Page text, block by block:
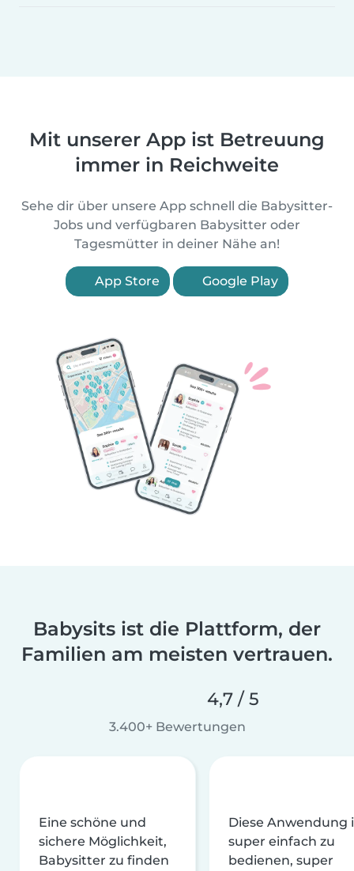
Mit unserer App ist Betreuung
immer in Reichweite
Sehe dir über unsere App schnell die Babysitter-
Jobs und verfügbaren Babysitter oder
Tagesmütter in deiner Nähe an!
App Store Google Play
Babysits ist die Plattform, der
Familien am meisten vertrauen.
4,7 / 5
3.400+ Bewertungen
Eine schöne und
sichere Möglichkeit,
Babysitter zu finden
Diese Anwendung
super einfach zu
bedienen, super